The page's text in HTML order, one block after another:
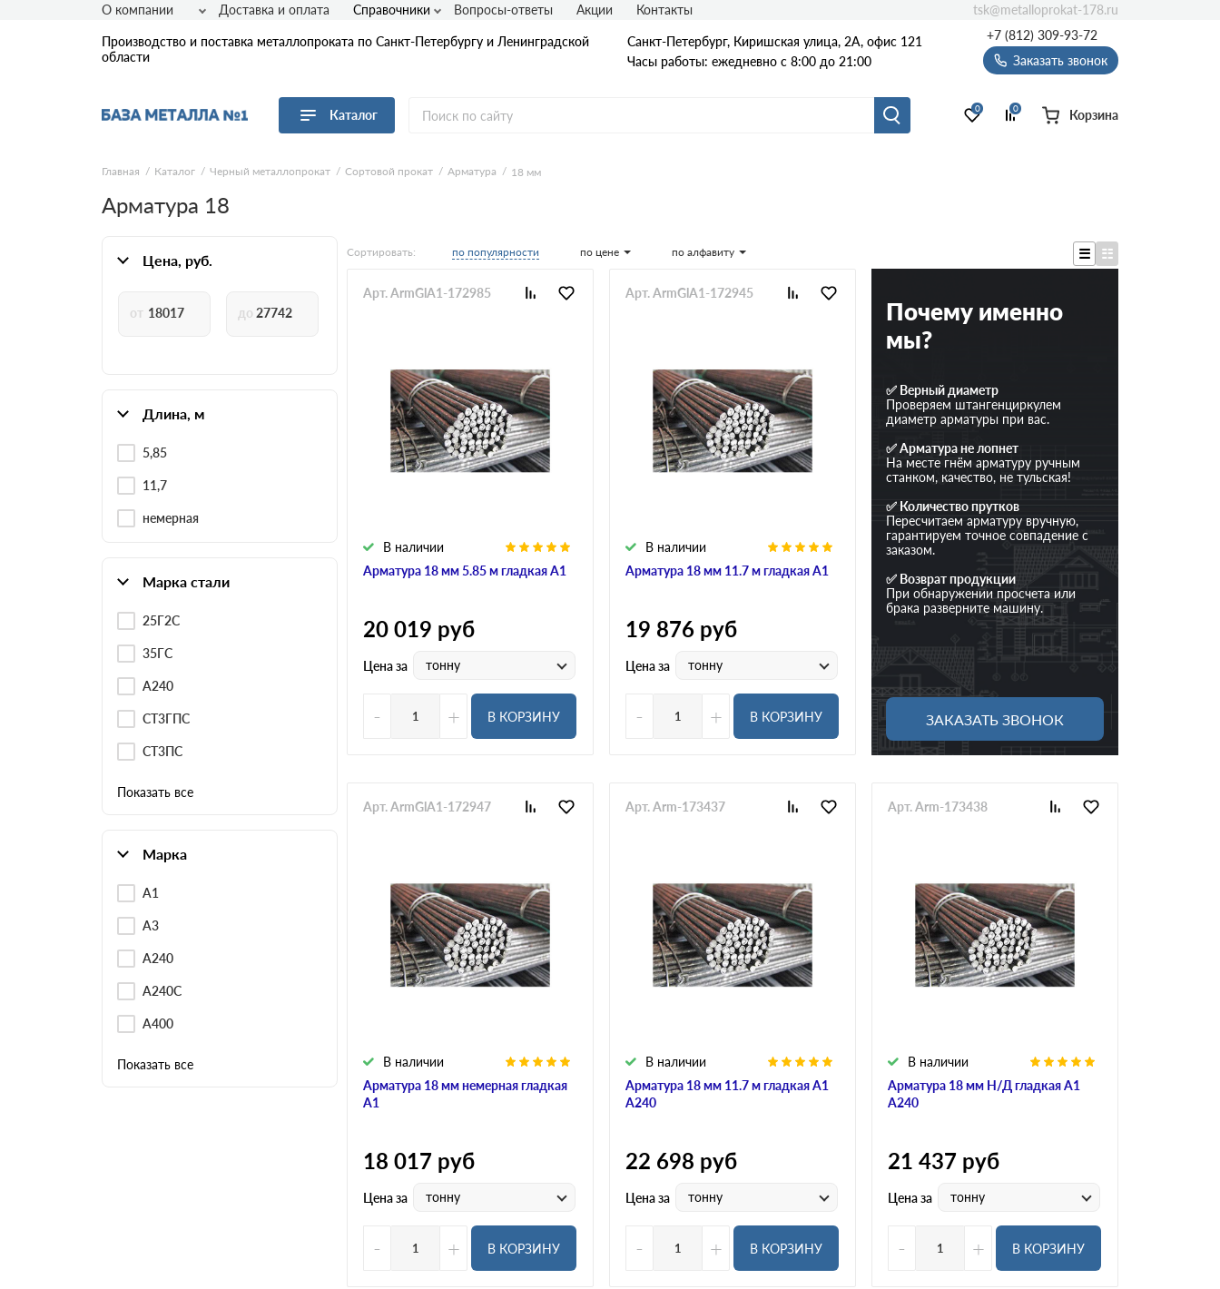
Производство и поставка металлопроката по Санкт-Петербургу и Ленинградской
области
Санкт-Петербург, Киришская улица, 2А, офис 121
Часы работы: ежедневно с 8:00 до 21:00
+7 (812) 309-93-72
Заказать звонок
Каталог
Перейти в каталог
Арматура
Трубы
Фасонный прокат
Профнастил
Цветной металлопрокат
Расходники и комплектующие
Ст3
A400
25Г2С
Композитная арматура
Диаметр
6
8
10
12
14
25
28
0 0 Корзина
О компании Доставка и оплата Справочники Вопросы-ответы Акции Контакты tsk@metalloprokat-178.ru
Главная Каталог Черный металлопрокат Сортовой прокат Арматура 18 мм
Арматура 18
Цена, руб.
Длина, м
5,85
11,7
немерная
Марка стали
25Г2С
35ГС
А240
СТ3ГПС
СТ3ПС
Показать все
Марка
А1
А3
А240
А240С
А400
Показать все
Сортировать: по популярности по цене по алфавиту
Арматура 18 мм 5.85 м гладкая А1
В наличии
Арт. ArmGlA1-172985
20 019 руб
Цена за тонну
- + В КОРЗИНУ
Арматура 18 мм 11.7 м гладкая А1
В наличии
Арт. ArmGlA1-172945
19 876 руб
Цена за тонну
- + В КОРЗИНУ
Почему именно
мы?
✅ Верный диаметр
Проверяем штангенциркулем
диаметр арматуры при вас.
✅ Арматура не лопнет
На месте гнём арматуру ручным
станком, качество, не тульская!
✅ Количество прутков
Пересчитаем арматуру вручную,
гарантируем точное совпадение с
заказом.
✅ Возврат продукции
При обнаружении просчета или
брака разверните машину.
ЗАКАЗАТЬ ЗВОНОК
Арматура 18 мм немерная гладкая
А1
В наличии
Арт. ArmGlA1-172947
18 017 руб
Цена за тонну
- + В КОРЗИНУ
Арматура 18 мм 11.7 м гладкая А1
А240
В наличии
Арт. Arm-173437
22 698 руб
Цена за тонну
- + В КОРЗИНУ
Арматура 18 мм Н/Д гладкая А1
А240
В наличии
Арт. Arm-173438
21 437 руб
Цена за тонну
- + В КОРЗИНУ